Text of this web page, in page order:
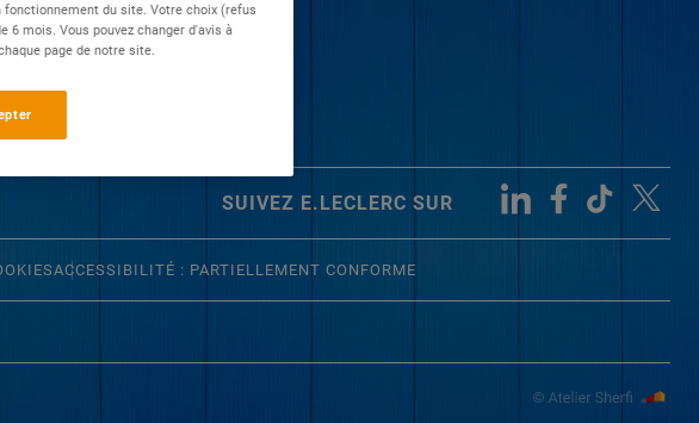
SUIVEZ E.LECLERC SUR
ACCESSIBILITÉ : PARTIELLEMENT CONFORME
du site. Votre choix (refus
6 mois. Vous pouvez changer d'avis à
page de notre site.